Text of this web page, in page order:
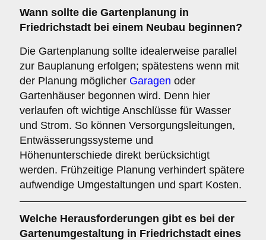
Wann sollte die Gartenplanung in
Friedrichstadt bei einem Neubau beginnen?
Die Gartenplanung sollte idealerweise parallel
zur Bauplanung erfolgen; spätestens wenn mit
der Planung möglicher Garagen oder
Gartenhäuser begonnen wird. Denn hier
verlaufen oft wichtige Anschlüsse für Wasser
und Strom. So können Versorgungsleitungen,
Entwässerungssysteme und
Höhenunterschiede direkt berücksichtigt
werden. Frühzeitige Planung verhindert spätere
aufwendige Umgestaltungen und spart Kosten.
Welche Herausforderungen gibt es bei der
Gartenumgestaltung in Friedrichstadt eines